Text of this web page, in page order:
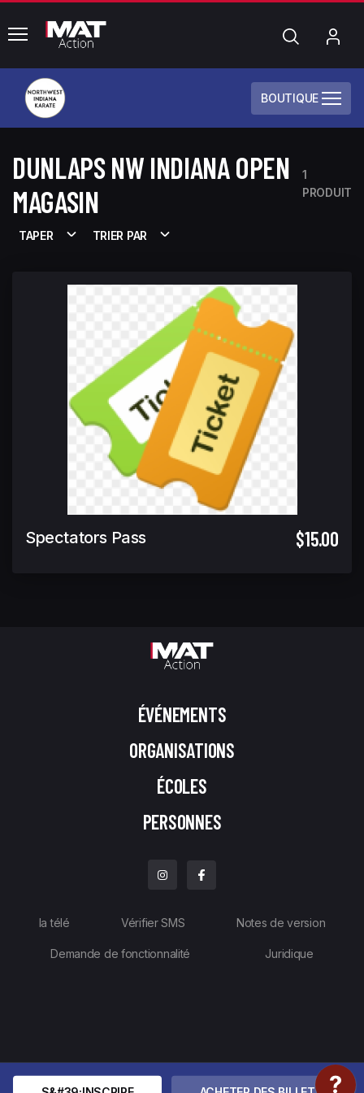
common.menu Chercher
BOUTIQUE
DUNLAPS NW INDIANA OPEN
MAGASIN
1
PRODUIT
TAPER TRIER PAR
Spectators Pass $15.00
ÉVÉNEMENTS
ORGANISATIONS
ÉCOLES
PERSONNES
la télé Vérifier SMS Notes de version
Demande de fonctionnalité Juridique